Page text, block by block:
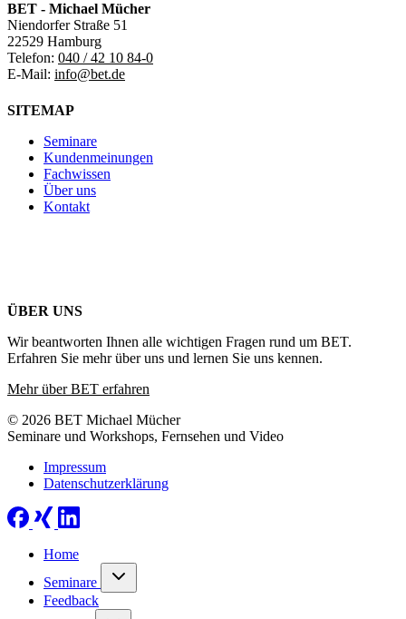
BET - Michael Mücher
Niendorfer Straße 51
22529 Hamburg
Telefon: 040 / 42 10 84-0
E-Mail: info@bet.de
SITEMAP
Seminare
Kundenmeinungen
Fachwissen
Über uns
Kontakt
ÜBER UNS
Wir beantworten Ihnen alle wichtigen Fragen rund um BET.
Erfahren Sie mehr über uns und lernen Sie uns kennen.
Mehr über BET erfahren
© 2026 BET Michael Mücher
Seminare und Workshops, Fernsehen und Video
Impressum
Datenschutzerklärung
Home
Seminare
Feedback